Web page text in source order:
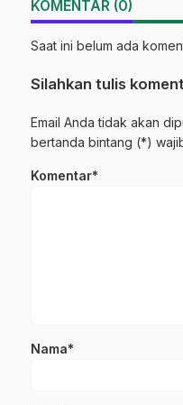
KOMENTAR (0)
Saat ini belum ada
Silahkan tulis
Email Anda tidak akan
bertanda bintang (*)
Komentar*
Nama*